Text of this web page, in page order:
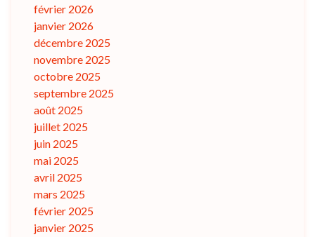
février 2026
janvier 2026
décembre 2025
novembre 2025
octobre 2025
septembre 2025
août 2025
juillet 2025
juin 2025
mai 2025
avril 2025
mars 2025
février 2025
janvier 2025